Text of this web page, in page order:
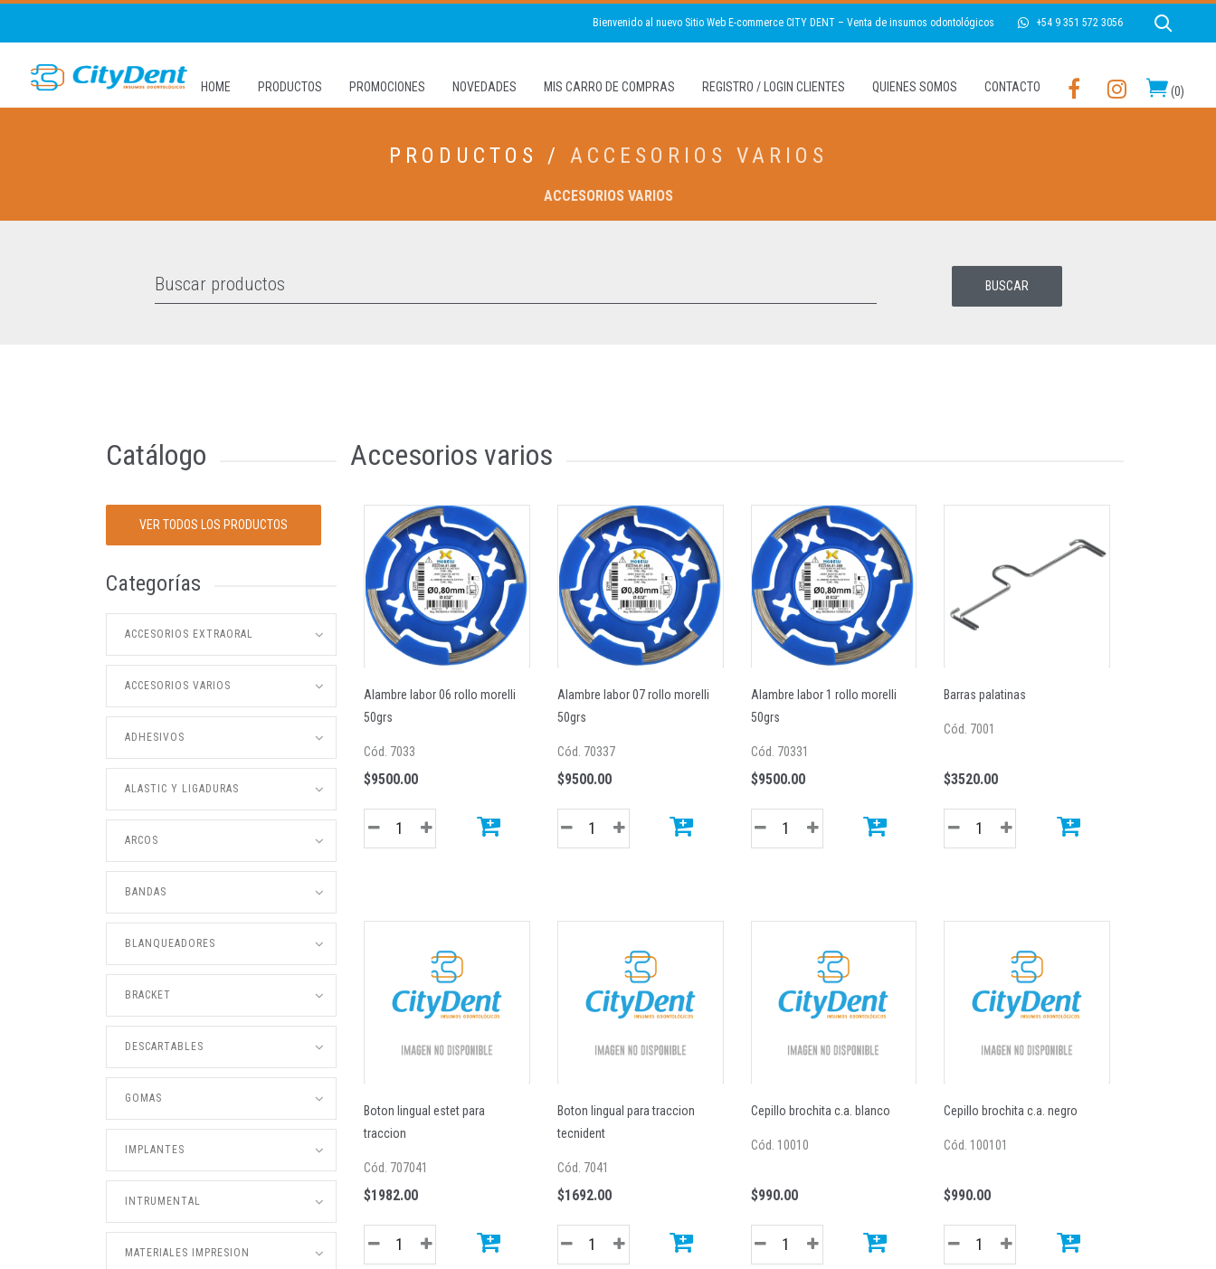
Bienvenido al nuevo Sitio Web E-commerce CITY DENT – Venta de insumos odontológicos +54 9 351 572 3056
HOME PRODUCTOS PROMOCIONES NOVEDADES MIS CARRO DE COMPRAS REGISTRO / LOGIN CLIENTES QUIENES SOMOS CONTACTO (0)
PRODUCTOS / ACCESORIOS VARIOS
ACCESORIOS VARIOS
Catálogo
VER TODOS LOS PRODUCTOS
Categorías
ACCESORIOS EXTRAORAL
ACCESORIOS VARIOS
ADHESIVOS
ALASTIC Y LIGADURAS
ARCOS
BANDAS
BLANQUEADORES
BRACKET
DESCARTABLES
GOMAS
IMPLANTES
INTRUMENTAL
MATERIALES IMPRESION
Accesorios varios
Alambre labor 06 rollo morelli
50grs
Cód. 7033
$9500.00
Alambre labor 07 rollo morelli
50grs
Cód. 70337
$9500.00
Alambre labor 1 rollo morelli
50grs
Cód. 70331
$9500.00
Barras palatinas
Cód. 7001
$3520.00
Boton lingual estet para
traccion
Cód. 707041
$1982.00
Boton lingual para traccion
tecnident
Cód. 7041
$1692.00
Cepillo brochita c.a. blanco
Cód. 10010
$990.00
Cepillo brochita c.a. negro
Cód. 100101
$990.00